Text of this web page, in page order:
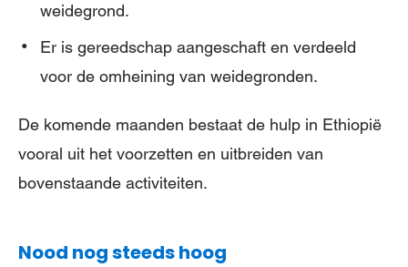
weidegrond.
Er is gereedschap aangeschaft en verdeeld
voor de omheining van weidegronden.
De komende maanden bestaat de hulp in Ethiopië
vooral uit het voorzetten en uitbreiden van
bovenstaande activiteiten.
Nood nog steeds hoog